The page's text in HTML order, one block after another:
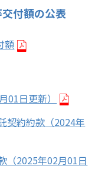
付額の公表
額
01日更新）
契約約款（2024年
（2025年02月01日